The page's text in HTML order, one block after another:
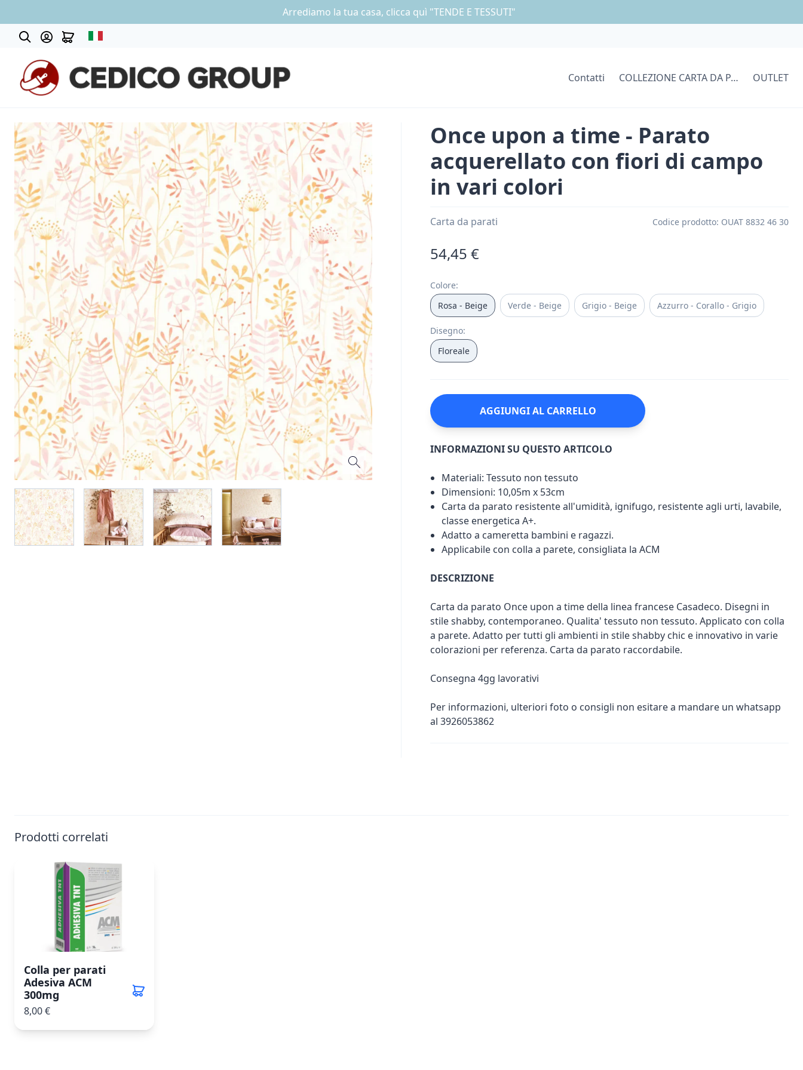
Arrediamo la tua casa, clicca quì "TENDE E TESSUTI"
Contatti COLLEZIONE CARTA DA PARATI OUTLET
Once upon a time - Parato
acquerellato con fiori di campo
in vari colori
Carta da parati Codice prodotto: OUAT 8832 46 30
54,45 €
Colore:
Rosa - Beige
Verde - Beige Grigio - Beige Azzurro - Corallo - Grigio
Disegno:
Floreale
AGGIUNGI AL CARRELLO
INFORMAZIONI SU QUESTO ARTICOLO
Materiali: Tessuto non tessuto
Dimensioni: 10,05m x 53cm
Carta da parato resistente all'umidità, ignifugo, resistente agli urti, lavabile,
classe energetica A+.
Adatto a cameretta bambini e ragazzi.
Applicabile con colla a parete, consigliata la ACM
DESCRIZIONE
Carta da parato Once upon a time della linea francese Casadeco. Disegni in
stile shabby, contemporaneo. Qualita' tessuto non tessuto. Applicato con colla
a parete. Adatto per tutti gli ambienti in stile shabby chic e innovativo in varie
colorazioni per referenza. Carta da parato raccordabile.
Consegna 4gg lavorativi
Per informazioni, ulteriori foto o consigli non esitare a mandare un whatsapp
al 3926053862
Prodotti correlati
Colla per parati
Adesiva ACM
300mg
8,00 €